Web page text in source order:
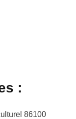
fenêtre
In - nouvelle
email - nouvelle
:
86100